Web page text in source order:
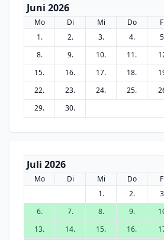
Juni 2026
Mo Di Mi Do
1.
2. 3. 4.
8.
9. 10. 11.
15.
16. 17. 18.
22.
23. 24. 25.
29.
30.
Juli 2026
Mo Di Mi Do
1.
2.
6.
7. 8. 9.
13.
14. 15. 16.